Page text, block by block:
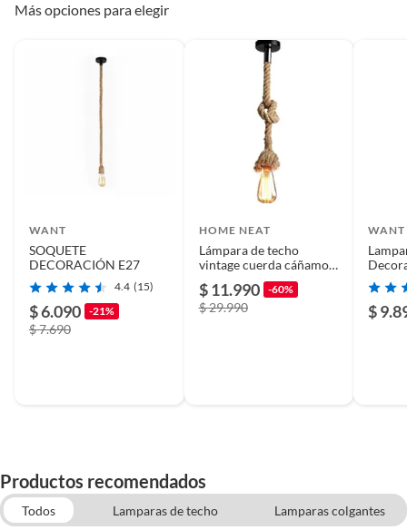
Más opciones para elegir
WANT
SOQUETE
DECORACIÓN E27
4.4 (15)
$ 6.090 -21%
$ 7.690
HOME NEAT
Lámpara de techo
vintage cuerda cáñamo
lámpara colgante
industrial
$ 11.990 -60%
$ 29.990
WANT
$
Productos recomendados
Todos Lamparas de techo
Lamparas colgantes